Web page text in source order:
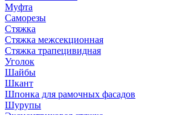
Муфта
Саморезы
Стяжка
Стяжка межсекционная
Стяжка трапецивидная
Уголок
Шайбы
Шкант
Шпонка для рамочных фасадов
Шурупы